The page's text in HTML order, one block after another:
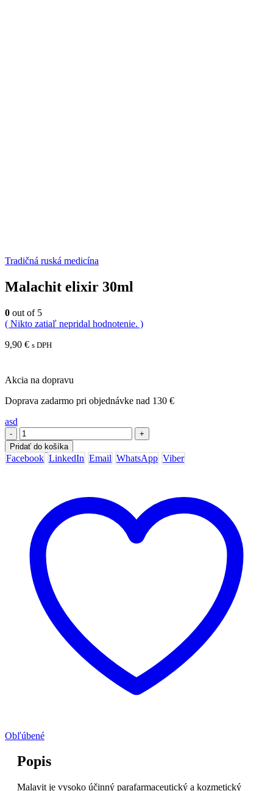
Tradičná ruská medicína
Malachit elixir 30ml
0 out of 5
( Nikto zatiaľ nepridal hodnotenie. )
9,90 € s DPH
Akcia na dopravu
Doprava zadarmo pri objednávke nad 130 €
asd
-
+
Pridať do košíka
Facebook LinkedIn Email WhatsApp Viber
Obľúbené
Popis
Malavit je vysoko účinný parafarmaceutický a kozmetický